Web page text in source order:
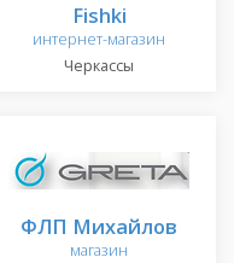
Fishki
интернет-магазин
Черкассы
ФЛП Михайлов
магазин